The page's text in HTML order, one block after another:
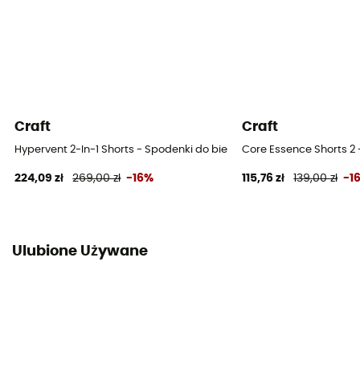
Craft
Hypervent 2-In-1 Shorts - Spodenki do biegania męskie
224,09 zł 269,00 zł -16%
Craft
Core Essence Shorts
115,76 zł 139,00 zł -
Ulubione Używane